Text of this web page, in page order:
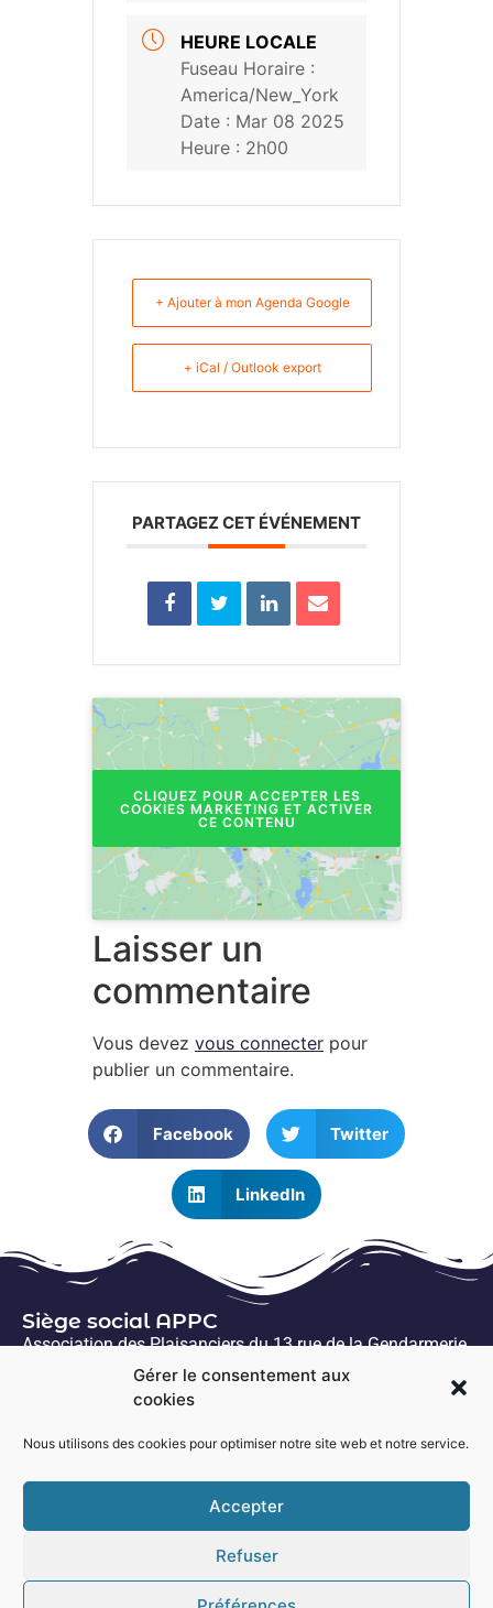
Gérer le consentement aux
cookies
Nous utilisons des cookies pour optimiser notre site web et notre service.
Accepter
Refuser
HEURE LOCALE
Fuseau Horaire :
America/New_York
Date : Mar 08 2025
Heure : 2h00
+ Ajouter à mon Agenda Google
+ iCal / Outlook export
PARTAGEZ CET ÉVÉNEMENT
CLIQUEZ POUR ACCEPTER LES
COOKIES MARKETING ET ACTIVER
CE CONTENU
Laisser un
commentaire
Vous devez vous connecter pour
publier un commentaire.
Facebook Twitter
LinkedIn
Siège social APPC
Association des Plaisanciers du 13 rue de la Gendarmerie
Me connecter